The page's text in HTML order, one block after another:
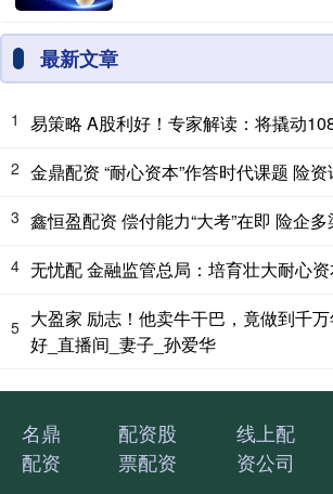
最新文章
1 易策略 A股利好！专家解读：将撬动
2 金鼎配资 “耐心资本”作答时代课题 险
3 鑫恒盈配资 偿付能力“大考”在即 险企
4 无忧配 金融监管总局：培育壮大耐心
5 大盈家 励志！他卖牛干巴，竟做到千
好_直播间_妻子_孙爱华
名鼎
配资
配资股
票配资
线上配
资公司